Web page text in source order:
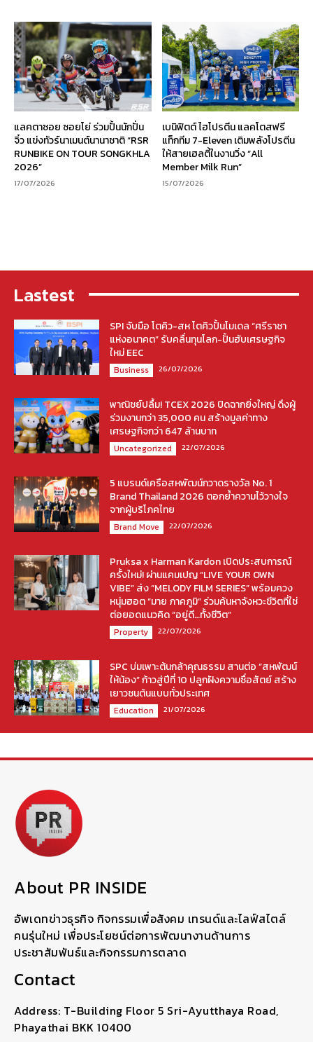
แลคตาซอย ซอยโย่ ร่วมปั้นนักปั่น
จิ๋ว แข่งทัวร์นาเมนต์นานาชาติ “RSR
RUNBIKE ON TOUR SONGKHLA
2026”
17/07/2026
เบนิฟิตต์ ไฮโปรตีน แลคโตสฟรี
แท็กทีม 7-Eleven เติมพลังโปรตีน
ให้สายเฮลตี้ในงานวิ่ง “All
Member Milk Run”
15/07/2026
Lastest
SPI จับมือ โตคิว-สห โตคิวปั้นโมเดล “ศรีราชา
แห่งอนาคต” รับคลื่นทุนโลก-ปั้นฮับเศรษฐกิจ
ใหม่ EEC
Business 26/07/2026
พาณิชย์ปลื้ม! TCEX 2026 ปิดฉากยิ่งใหญ่ ดึงผู้
ร่วมงานกว่า 35,000 คน สร้างมูลค่าทาง
เศรษฐกิจกว่า 647 ล้านบาท
Uncategorized 22/07/2026
5 แบรนด์เครือสหพัฒน์กวาดรางวัล No. 1
Brand Thailand 2026 ตอกย้ำความไว้วางใจ
จากผู้บริโภคไทย
Brand Move 22/07/2026
Pruksa x Harman Kardon เปิดประสบการณ์
ครั้งใหม่! ผ่านแคมเปญ “LIVE YOUR OWN
VIBE” ส่ง “MELODY FILM SERIES” พร้อมควง
หนุ่มฮอต “มาย ภาคภูมิ” ร่วมค้นหาจังหวะชีวิตที่ใช่
ต่อยอดแนวคิด “อยู่ดี…ทั้งชีวิต”
Property 22/07/2026
SPC บ่มเพาะต้นกล้าคุณธรรม สานต่อ “สหพัฒน์
ให้น้อง” ก้าวสู่ปีที่ 10 ปลูกฝังความซื่อสัตย์ สร้าง
เยาวชนต้นแบบทั่วประเทศ
Education 21/07/2026
About PR INSIDE
อัพเดทข่าวธุรกิจ กิจกรรมเพื่อสังคม เทรนด์และไลฟ์สไตล์
คนรุ่นใหม่ เพื่อประโยชน์ต่อการพัฒนางานด้านการ
ประชาสัมพันธ์และกิจกรรมการตลาด
Contact
Address: T-Building Floor 5 Sri-Ayutthaya Road,
Phayathai BKK 10400